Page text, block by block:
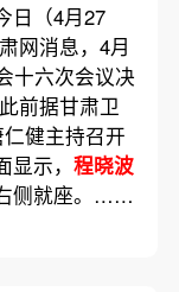
日（4月27
网消息，4月
十六次会议决
前据甘肃卫
健主持召开
示， 程晓波
侧就座。……